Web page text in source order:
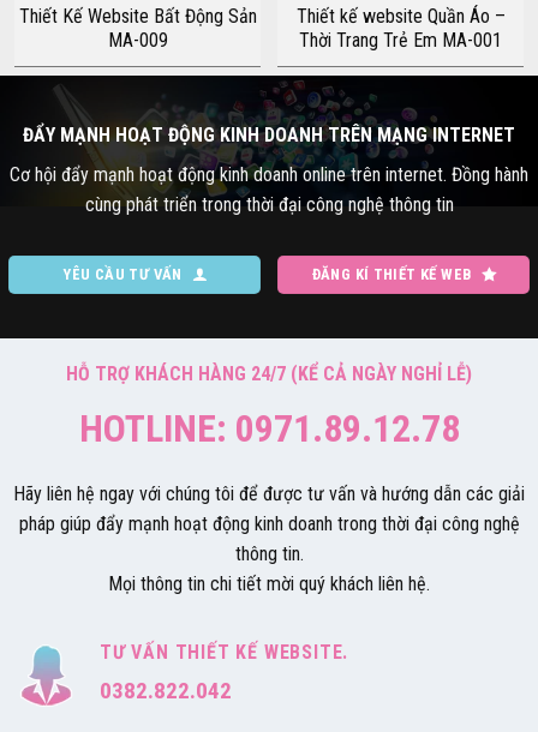
Thiết Kế Website Bất Động Sản
MA-009
Thiết kế website Quần Áo –
Thời Trang Trẻ Em MA-001
ĐẨY MẠNH HOẠT ĐỘNG KINH DOANH TRÊN MẠNG INTERNET
Cơ hội đẩy mạnh hoạt động kinh doanh online trên internet. Đồng hành
cùng phát triển trong thời đại công nghệ thông tin
YÊU CẦU TƯ VẤN ĐĂNG KÍ THIẾT KẾ WEB
HỖ TRỢ KHÁCH HÀNG 24/7 (KỂ CẢ NGÀY NGHỈ LỄ)
HOTLINE: 0971.89.12.78
Hãy liên hệ ngay với chúng tôi để được tư vấn và hướng dẫn các giải
pháp giúp đẩy mạnh hoạt động kinh doanh trong thời đại công nghệ
thông tin.
Mọi thông tin chi tiết mời quý khách liên hệ.
TƯ VẤN THIẾT KẾ WEBSITE.
0382.822.042